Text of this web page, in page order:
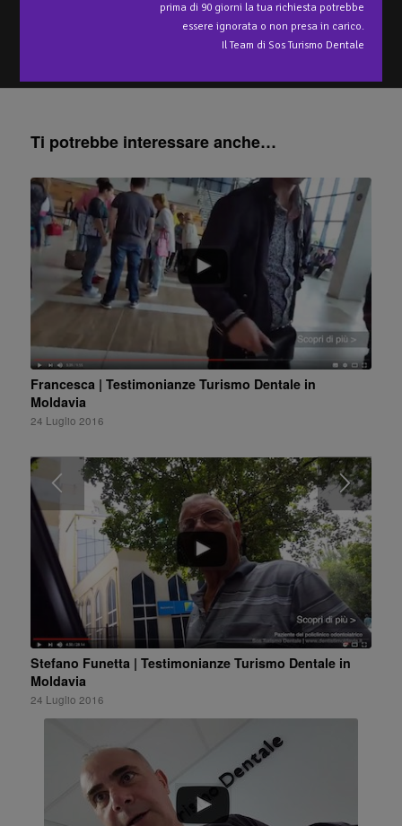
Voglio un Preventivo
Ti potrebbe interessare anche…
Francesca | Testimonianze Turismo Dentale in
Moldavia
24 Luglio 2016
Stefano Funetta | Testimonianze Turismo Dentale in
Moldavia
24 Luglio 2016
prima di 90 giorni la tua richiesta potrebbe
essere ignorata o non presa in carico.
Il Team di Sos Turismo Dentale